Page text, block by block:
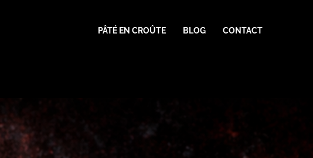
PÂTÉ EN CROÛTE BLOG CONTACT